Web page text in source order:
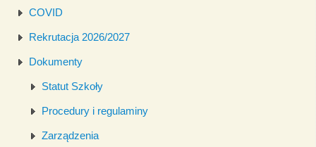
COVID
Rekrutacja 2026/2027
Dokumenty
Statut Szkoły
Procedury i regulaminy
Zarządzenia